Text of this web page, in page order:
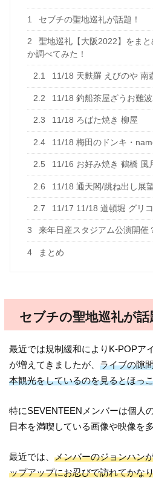
1 セブチの聖地巡礼が話題！
2
聖地巡礼【大阪2022】をま
か調べてみた！
2.1 11/18 天麩羅 えびのや 南
2.2 11/18 釣船茶屋ざうお難
2.3 11/18 ろばた焼き 柳屋
2.4 11/18 梅田のドンキ・
2.5 11/16 お好み焼き 鶴橋 風
2.6 11/18 通天閣/跳ね出し展
2.7 11/17 11/18 道頓堀 グリ
3 来年日産スタジアム公演開催
4 まとめ
セブチの聖地巡礼が話
最近では規制緩和によりK-POPア
が増えてきましたが、ライブの隙
本観光をしているのを見るとほっ
特にSEVENTEENメンバーは個人
日本を満喫している画像や映像を
最近では、メンバーのジョンハン
ップアップにお忍びで訪れてかな